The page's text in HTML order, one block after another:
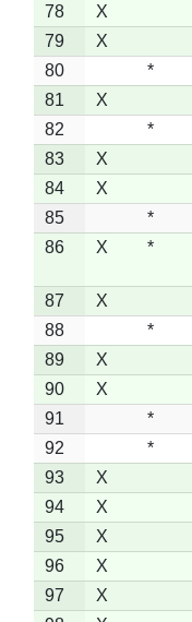
78
X
79
X
80
*
81
X
82
*
83
X
84
X
85
*
86
X *
87 X
88
*
89
X
90
X
91
*
92
*
93
X
94
X
95
X
96
X
97
X